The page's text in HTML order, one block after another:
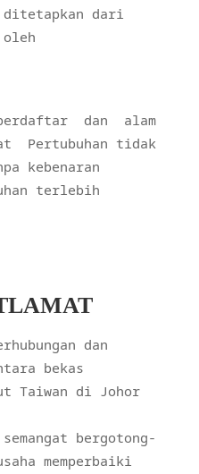
ditetapkan dari
oleh
dan
alam
Pertubuhan tidak
kebenaran
terlebih
dan
bekas
Taiwan di Johor
semangat bergotong-
memperbaiki